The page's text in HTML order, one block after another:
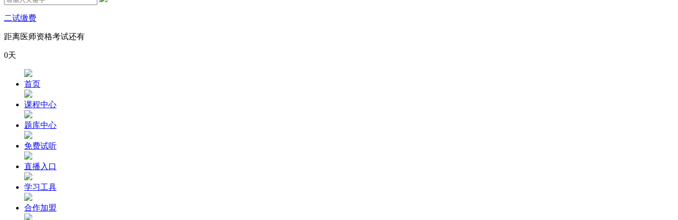
二试缴费
距离医师资格考试还有
0天
首页
课程中心
题库中心
免费试听
直播入口
学习工具
合作加盟